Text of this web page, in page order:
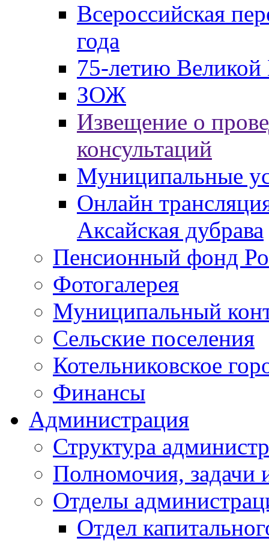
Всероссийская
года
75-летию
ЗОЖ
Извещение о
консультаций
Муниципальные
Онлайн
Аксайская дубрава
Пенсионный фонд
Фотогалерея
Муниципальный
Сельские поселения
Котельниковское
Финансы
Администрация
Структура
Полномочия, задачи
Отделы
Отдел